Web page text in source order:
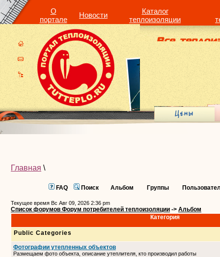
О
портале
Новости
Каталог
теплоизоляции
Главная \
FAQ Поиск Альбом Группы
Текущее время Вс Авг 09, 2026 2:36 pm
Список форумов Форум потребителей теплоизоляции -> Альбом
Категория
Public Categories
Фотографии утепленных объектов
Размещаем фото объекта, описание утеплителя, кто производил работы